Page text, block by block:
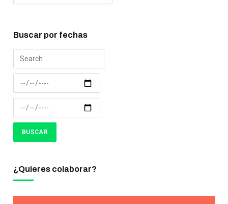
Buscar por fechas
¿Quieres colaborar?